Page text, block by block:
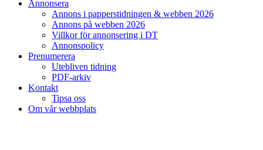
Annonsera
Annons i papperstidningen & webben 2026
Annons på webben 2026
Villkor för annonsering i DT
Annonspolicy
Prenumerera
Utebliven tidning
PDF-arkiv
Kontakt
Tipsa oss
Om vår webbplats